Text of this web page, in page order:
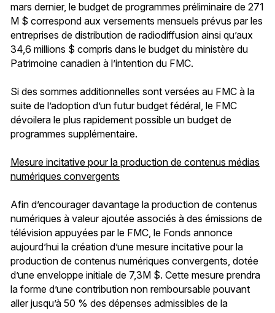
mars dernier, le budget de programmes préliminaire de 271
M $ correspond aux versements mensuels prévus par les
entreprises de distribution de radiodiffusion ainsi qu’aux
34,6 millions $ compris dans le budget du ministère du
Patrimoine canadien à l’intention du FMC.
Si des sommes additionnelles sont versées au FMC à la
suite de l’adoption d’un futur budget fédéral, le FMC
dévoilera le plus rapidement possible un budget de
programmes supplémentaire.
Mesure incitative pour la production de contenus médias
numériques convergents
Afin d’encourager davantage la production de contenus
numériques à valeur ajoutée associés à des émissions de
télévision appuyées par le FMC, le Fonds annonce
aujourd’hui la création d’une mesure incitative pour la
production de contenus numériques convergents, dotée
d’une enveloppe initiale de 7,3M $. Cette mesure prendra
la forme d’une contribution non remboursable pouvant
aller jusqu’à 50 % des dépenses admissibles de la